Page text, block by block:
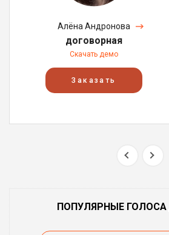
Алёна Андронова
договорная
Скачать демо
Заказать
ПОПУЛЯРНЫЕ